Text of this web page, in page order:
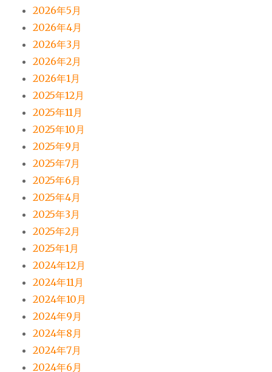
2026年5月
2026年4月
2026年3月
2026年2月
2026年1月
2025年12月
2025年11月
2025年10月
2025年9月
2025年7月
2025年6月
2025年4月
2025年3月
2025年2月
2025年1月
2024年12月
2024年11月
2024年10月
2024年9月
2024年8月
2024年7月
2024年6月